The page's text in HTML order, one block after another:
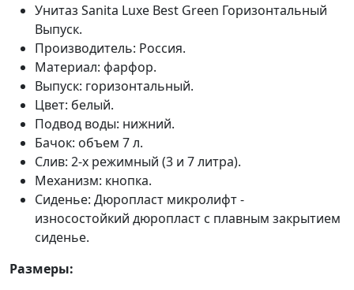
Унитаз Sanita Luxe Best Green Горизонтальный
Выпуск.
Производитель: Россия.
Материал: фарфор.
Выпуск: горизонтальный.
Цвет: белый.
Подвод воды: нижний.
Бачок: объем 7 л.
Слив: 2-х режимный (3 и 7 литра).
Механизм: кнопка.
Сиденье: Дюропласт микролифт -
износостойкий дюропласт с плавным закрытием
сиденье.
Размеры: